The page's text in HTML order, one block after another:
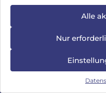
Alle
Nur
Hinweis zur
Newsletter
, Brodos